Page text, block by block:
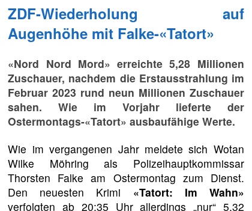
ZDF-Wiederholung auf
Augenhöhe mit Falke-«Tatort»
«Nord Nord Mord» erreichte 5,28 Millionen
Zuschauer, nachdem die Erstausstrahlung im
Februar 2023 rund neun Millionen Zuschauer
sahen. Wie im Vorjahr lieferte der
Ostermontags-«Tatort» ausbaufähige Werte.
Wie im vergangenen Jahr meldete sich Wotan
Wilke Möhring als Polizeihauptkommissar
Thorsten Falke am Ostermontag zum Dienst.
Den neuesten Krimi «Tatort: Im Wahn»
verfolgten ab 20:35 Uhr allerdings „nur“ 5,32